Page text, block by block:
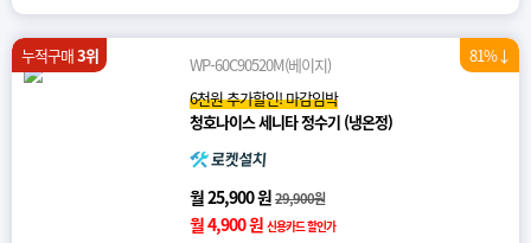
누적구매3위
WP-60C90520M(베이지)
6천원 추가할인! 마감임박
청호나이스 세니타 정수기 (냉온정)
월 25,900 원29,900원
월 4,900 원 신용카드 할인가
81%↓